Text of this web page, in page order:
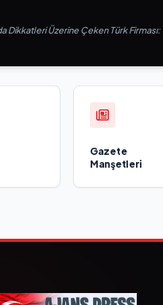
Dikkatleri Üzerine Çeken Türk Firması:
Gazete
Manşetleri